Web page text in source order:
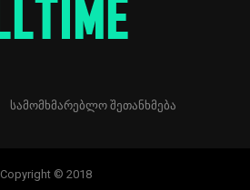
ᲡᲐᲛᲝᲛᲮᲛᲐᲠᲔᲑᲚᲝ ᲨᲔᲗᲐᲜᲮᲛᲔᲑᲐ
Copyright © 2018